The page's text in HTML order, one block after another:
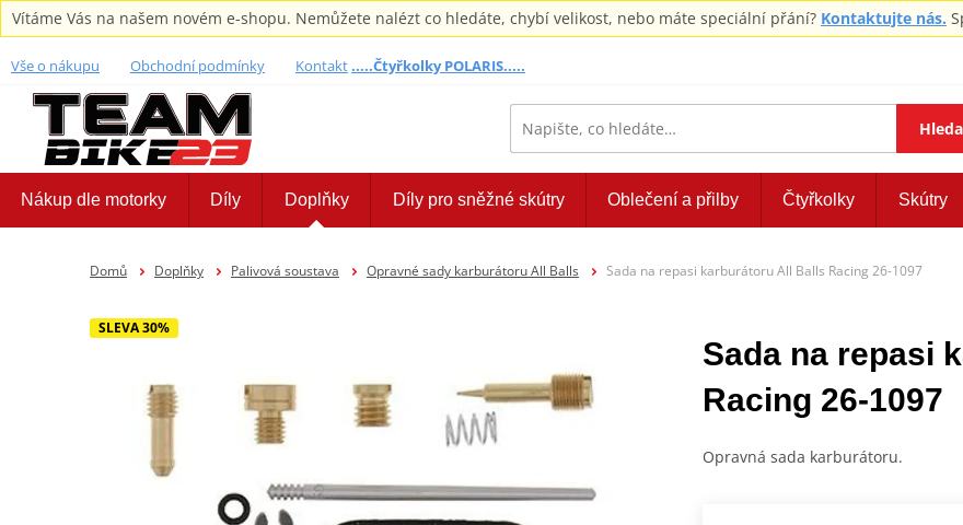
Vítáme Vás na našem novém e-shopu. Nemůžete nalézt co hledáte, chybí velikost, nebo máte speciální přání? Kontaktujte nás.
Vše o nákupu Obchodní podmínky Kontakt.....Čtyřkolky POLARIS.....
Nákup dle motorky Díly Doplňky Díly pro sněžné skútry Oblečení a přilby Čtyřkolky Skútry
Domů Doplňky Palivová soustava Opravné sady karburátoru All Balls Sada na repasi karburátoru All Balls Racing 26-1097
SLEVA 30%
Sada na repasi
Racing 26-1097
Opravná sada karburátoru.